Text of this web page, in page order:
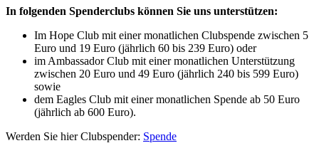
In folgenden Spenderclubs können Sie uns unterstützen:
Im Hope Club mit einer monatlichen Clubspende zwischen 5
Euro und 19 Euro (jährlich 60 bis 239 Euro) oder
im Ambassador Club mit einer monatlichen Unterstützung
zwischen 20 Euro und 49 Euro (jährlich 240 bis 599 Euro)
sowie
dem Eagles Club mit einer monatlichen Spende ab 50 Euro
(jährlich ab 600 Euro).
Werden Sie hier Clubspender: Spende